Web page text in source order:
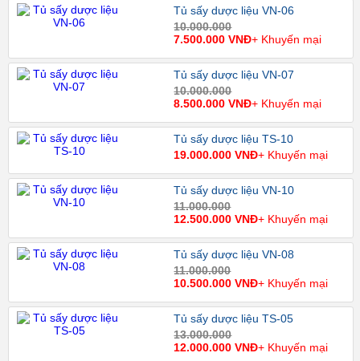
Tủ sấy dược liệu VN-06
10.000.000
7.500.000 VNĐ+ Khuyến mại
Tủ sấy dược liệu VN-07
10.000.000
8.500.000 VNĐ+ Khuyến mại
Tủ sấy dược liệu TS-10
19.000.000 VNĐ+ Khuyến mại
Tủ sấy dược liệu VN-10
11.000.000
12.500.000 VNĐ+ Khuyến mại
Tủ sấy dược liệu VN-08
11.000.000
10.500.000 VNĐ+ Khuyến mại
Tủ sấy dược liệu TS-05
13.000.000
12.000.000 VNĐ+ Khuyến mại